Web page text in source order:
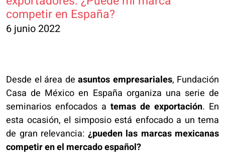
competir en España?
6 junio 2022
Desde el área de asuntos empresariales, Fundación
Casa de México en España organiza una serie de
seminarios enfocados a temas de exportación. En
esta ocasión, el simposio está enfocado a un tema
de gran relevancia: ¿pueden las marcas mexicanas
competir en el mercado español?